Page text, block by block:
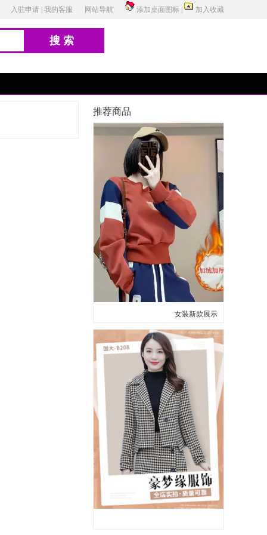
入驻申请 我的客服 网站导航 添加桌面图标 加入收藏
搜索
推荐商品
女装新款展示